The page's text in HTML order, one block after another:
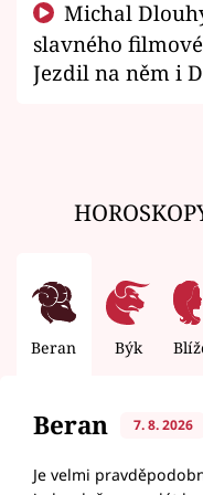
slavného
Jezdil na něm i
Beran Býk
Beran 7. 8. 2026
Je velmi